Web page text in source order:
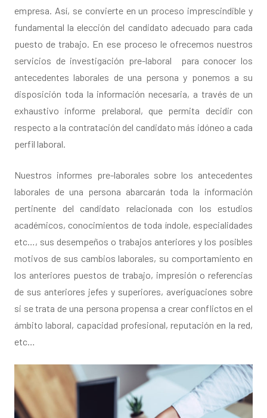
empresa. Así, se convierte en un proceso imprescindible y
fundamental la elección del candidato adecuado para cada
puesto de trabajo. En ese proceso le ofrecemos nuestros
servicios de investigación pre-laboral para conocer los
antecedentes laborales de una persona y ponemos a su
disposición toda la información necesaria, a través de un
exhaustivo informe prelaboral, que permita decidir con
respecto a la contratación del candidato más idóneo a cada
perfil laboral.
Nuestros informes pre-laborales sobre los antecedentes
laborales de una persona abarcarán toda la información
pertinente del candidato relacionada con los estudios
académicos, conocimientos de toda índole, especialidades
etc…, sus desempeños o trabajos anteriores y los posibles
motivos de sus cambios laborales, su comportamiento en
los anteriores puestos de trabajo, impresión o referencias
de sus anteriores jefes y superiores, averiguaciones sobre
si se trata de una persona propensa a crear conflictos en el
ámbito laboral, capacidad profesional, reputación en la red,
etc…